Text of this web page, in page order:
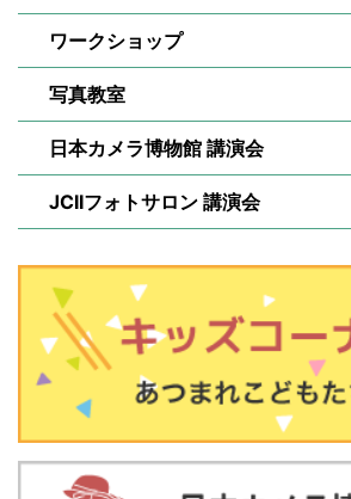
ワークショップ
写真教室
日本カメラ博物館 講演会
JCIIフォトサロン 講演会